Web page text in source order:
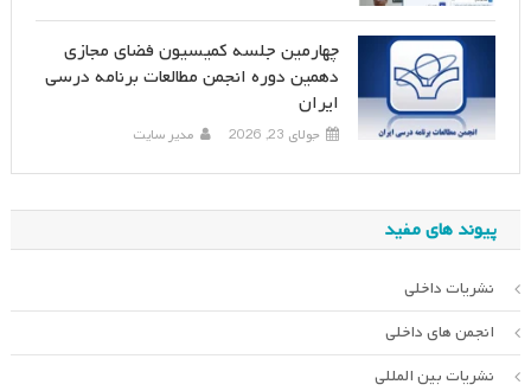
چهارمین جلسه کمیسیون فضای مجازی
دهمین دوره انجمن مطالعات برنامه درسی
ایران
جولای 23, 2026 مدیر سایت
پیوند های مفید
نشریات داخلی
انجمن های داخلی
نشریات بین المللی